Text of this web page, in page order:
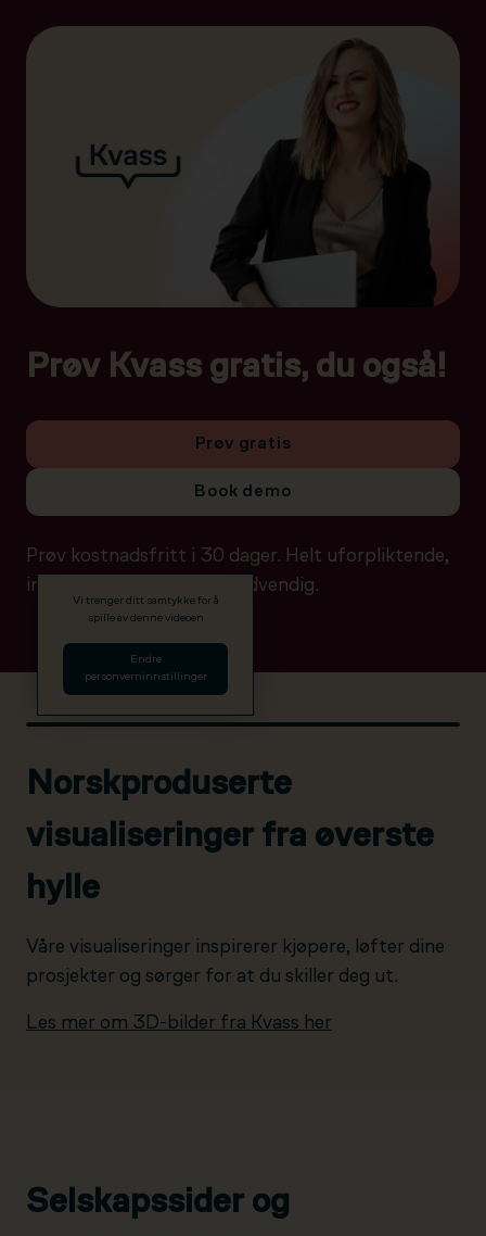
Prøv Kvass gratis, du også!
Prøv gratis
Book demo
Prøv kostnadsfritt i 30 dager. Helt uforpliktende,
ingen betalingsdetaljer nødvendig.
Vi trenger ditt samtykke for å
spille av denne videoen
Endre
personverninnstillinger
Norskproduserte
visualiseringer fra øverste
hylle
Våre visualiseringer inspirerer kjøpere, løfter dine
prosjekter og sørger for at du skiller deg ut.
Les mer om 3D-bilder fra Kvass her
Selskapssider og